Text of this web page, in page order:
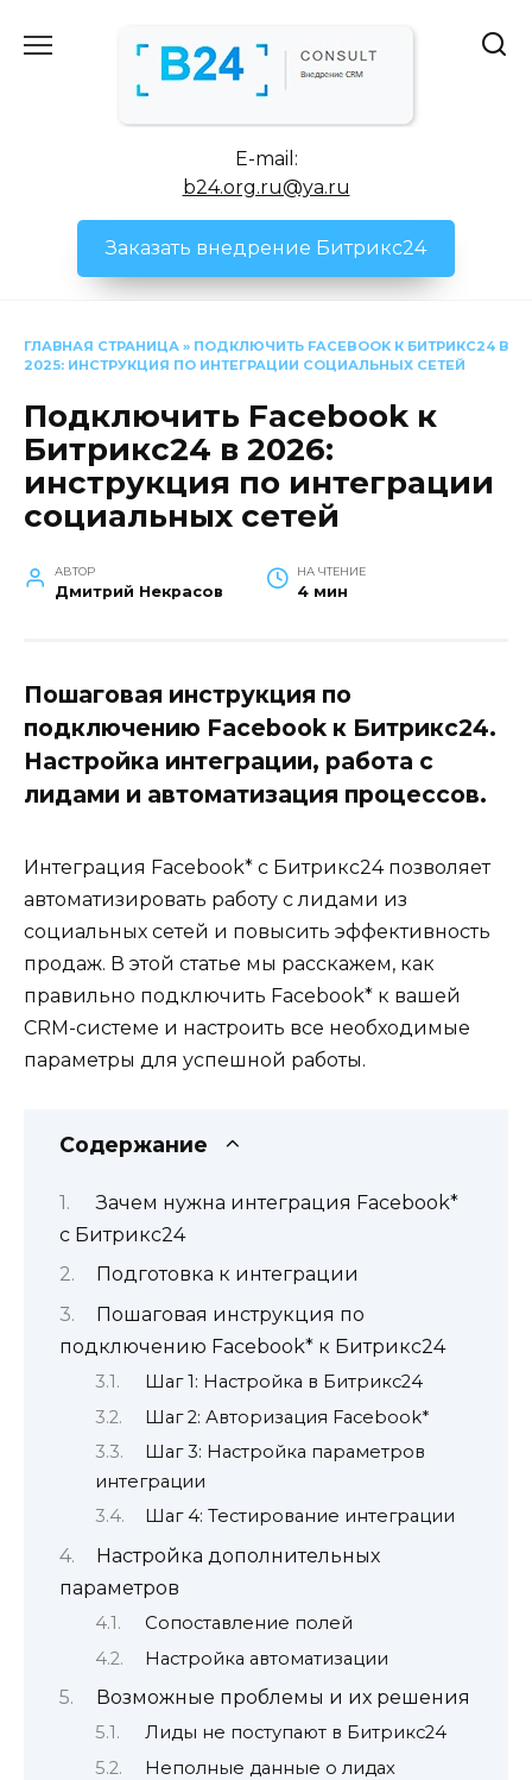
E-mail:
b24.org.ru@ya.ru
Заказать внедрение Битрикс24
ГЛАВНАЯ СТРАНИЦА » ПОДКЛЮЧИТЬ FACEBOOK К БИТРИКС24 В
2025: ИНСТРУКЦИЯ ПО ИНТЕГРАЦИИ СОЦИАЛЬНЫХ СЕТЕЙ
Подключить Facebook к
Битрикс24 в 2026:
инструкция по интеграции
социальных сетей
АВТОР
Дмитрий Некрасов
НА ЧТЕНИЕ
4 мин
Пошаговая инструкция по
подключению Facebook к Битрикс24.
Настройка интеграции, работа с
лидами и автоматизация процессов.
Интеграция Facebook* с Битрикс24 позволяет
автоматизировать работу с лидами из
социальных сетей и повысить эффективность
продаж. В этой статье мы расскажем, как
правильно подключить Facebook* к вашей
CRM-системе и настроить все необходимые
параметры для успешной работы.
Содержание
Зачем нужна интеграция Facebook*
с Битрикс24
Подготовка к интеграции
Пошаговая инструкция по
подключению Facebook* к Битрикс24
Шаг 1: Настройка в Битрикс24
Шаг 2: Авторизация Facebook*
Шаг 3: Настройка параметров
интеграции
Шаг 4: Тестирование интеграции
Настройка дополнительных
параметров
Сопоставление полей
Настройка автоматизации
Возможные проблемы и их решения
Лиды не поступают в Битрикс24
Неполные данные о лидах